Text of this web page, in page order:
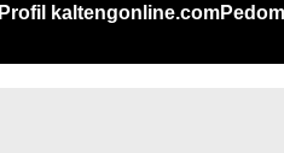
Profil kaltengonline.com